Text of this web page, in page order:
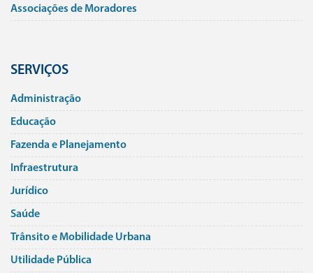
Associações de Moradores
SERVIÇOS
Administração
Educação
Fazenda e Planejamento
Infraestrutura
Jurí­dico
Saúde
Trânsito e Mobilidade Urbana
Utilidade Pública